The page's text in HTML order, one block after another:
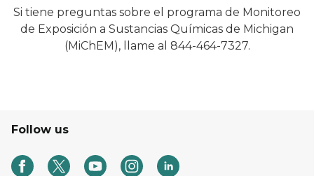
Si tiene preguntas sobre el programa de Monitoreo
de Exposición a Sustancias Químicas de Michigan
(MiChEM), llame al 844-464-7327.
Follow us